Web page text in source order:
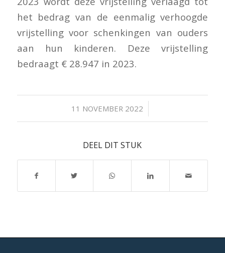
het bedrag van de eenmalig verhoogde
vrijstelling voor schenkingen van ouders
aan hun kinderen. Deze vrijstelling
bedraagt € 28.947 in 2023.
11 NOVEMBER 2022
/
DEEL DIT STUK